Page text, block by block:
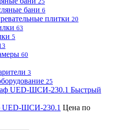
бани 6
плитки 20
63
5
60
3
25
Быстрый
ШСИ-230.1 Цена по